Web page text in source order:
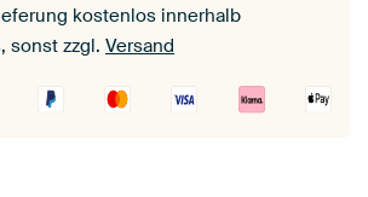
kostenlos innerhalb
sonst zzgl. Versand